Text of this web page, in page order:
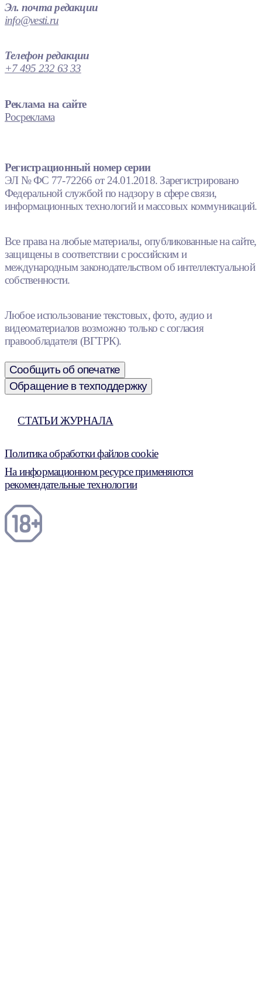
Эл. почта редакции
info@vesti.ru
Телефон редакции
+7 495 232 63 33
Реклама на сайте
Росреклама
Регистрационный номер серии
ЭЛ № ФС 77-72266 от 24.01.2018. Зарегистрировано
Федеральной службой по надзору в сфере связи,
информационных технологий и массовых коммуникаций.
Все права на любые материалы, опубликованные на сайте,
защищены в соответствии с российским и
международным законодательством об интеллектуальной
собственности.
Любое использование текстовых, фото, аудио и
видеоматериалов возможно только с согласия
правообладателя (ВГТРК).
Сообщить об опечатке
Обращение в техподдержку
СТАТЬИ ЖУРНАЛА
Политика обработки файлов cookie
На информационном ресурсе применяются
рекомендательные технологии